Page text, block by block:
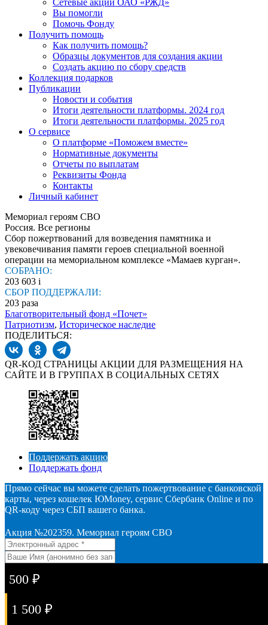
Сетевые акции ОАО «РЖД»
Вы помогли
Помочь Фонду
Получить помощь
Как получить помощь?
Образцы документов для создания акции
Создать акцию по сбору средств
Коллекция подарков
Публикации
Новости и события
Итоги деятельности платформы. 2024 год
Итоги деятельности платформы. 2025 год
О сервисе
О платформе «Поможем вместе»
Нормативные документы
Отчеты по выплатам
Реквизиты Фонда
Контакты
Личный кабинет
Мемориал героям СВО
Россия. Все регионы
Сбор пожертвований для возведения памятника и
увековечивания памяти героев специальной военной
операции на мемориальном комплексе «Мамаев курган».
СОБРАНО:
203 603 i
СБОР ПОДДЕРЖАЛИ:
203 раза
Благотворительный фонд «Почет»
Патриотизм, Историческое наследие
ПОДЕЛИТЬСЯ:
QR-КОД СТРАНИЦЫ АКЦИИ ДЛЯ РАЗМЕЩЕНИЯ НА
САЙТЕ И В ГРУППАХ В СОЦИАЛЬНЫХ СЕТЯХ
Поддержать акцию
Поддержать фонд
Прямо сейчас вы можете сделать пожертвование с банковской
карты, через кошелек ЮMoney, сервис Сбербанк Online и по
QR-коду через СБП вашего банка.
Акция №202359. Мемориал героям СВО
500 ₽
1 500 ₽